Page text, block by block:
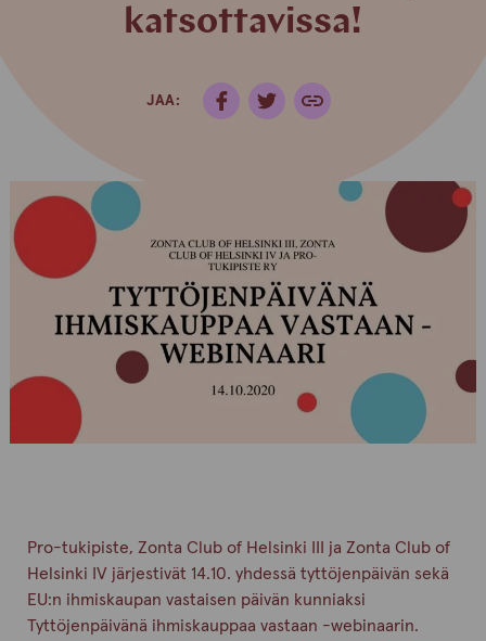
katsottavissa!
JAA:
Pro-tukipiste, Zonta Club of Helsinki III ja Zonta Club of
Helsinki IV järjestivät 14.10. yhdessä tyttöjenpäivän sekä
EU:n ihmiskaupan vastaisen päivän kunniaksi
Tyttöjenpäivänä ihmiskauppaa vastaan -webinaarin.